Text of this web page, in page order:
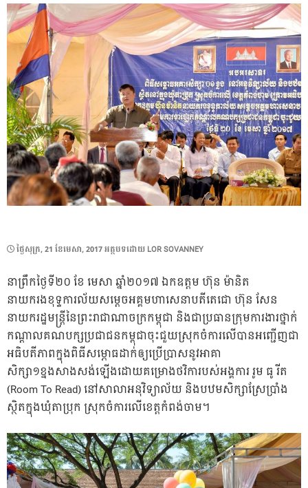
POSTED
ថ្ងៃ​សុក្រ, 21 ខែ​មេសា, 2017អត្ថបទដោយ LOR SOVANNEY
នាព្រឹកថ្ងៃទី២០ ខែ មេសា ឆ្នាំ២០១៧ ឯកឧត្តម ហ៊ុន ម៉ានិត
នាយករងខុទ្ទការល័យសម្តេចអគ្គមហាសេនាបតីតេជោ ហ៊ុន សែន
នាយករដ្ឋមន្ត្រីនៃព្រះរាជាណាចក្រកម្ពុជា និងជាប្រធានក្រុមការងារថ្នាក់
កណ្តាលគណបក្សប្រជាជនកម្ពុជាចុះជួយស្រុកចំការលើបានអញ្ជើញជា
អធិបតីភាពក្នុងពិធីសម្ភោធដាក់ឲ្យប្រើប្រាសនូវអាគា
សិក្សា១ខ្នងសាងសង់ឡើងដោយគម្រោងថវិការបស់អង្គការ រូម ធូ រីត
(Room To Read) នៅសាលាអនុវិទ្យាល័យ និងបឋមសិក្សាស្រែប្រាំង
ស្ថិតក្នុងឃុំតាប្រុក ស្រុកចំការលើខេត្តកំពង់ចាម។